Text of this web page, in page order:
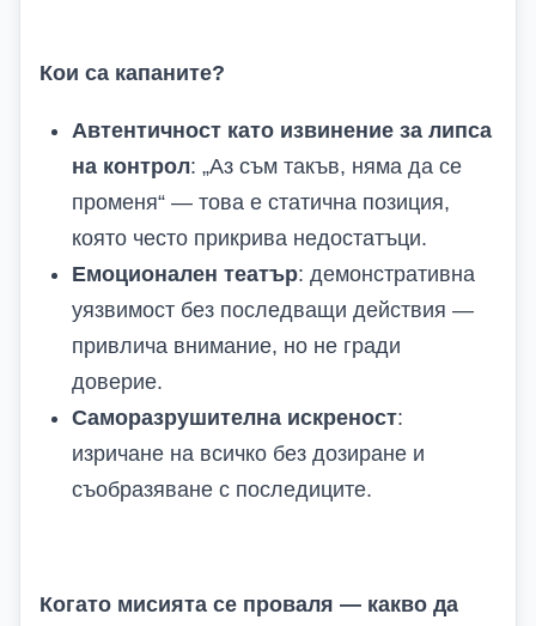
Кои са капаните?
Автентичност като извинение за липса
на контрол: „Аз съм такъв, няма да се
променя“ — това е статична позиция,
която често прикрива недостатъци.
Емоционален театър: демонстративна
уязвимост без последващи действия —
привлича внимание, но не гради
доверие.
Саморазрушителна искреност:
изричане на всичко без дозиране и
съобразяване с последиците.
Когато мисията се проваля — какво да